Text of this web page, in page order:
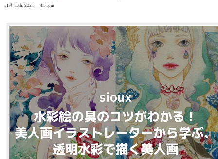
11月 15th, 2021 — 4:51pm